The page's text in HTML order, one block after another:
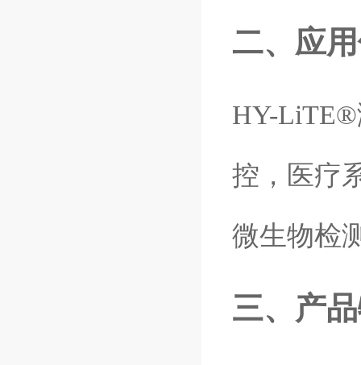
二、应
HY-LiTE®
控，医疗
微生物检
三、产